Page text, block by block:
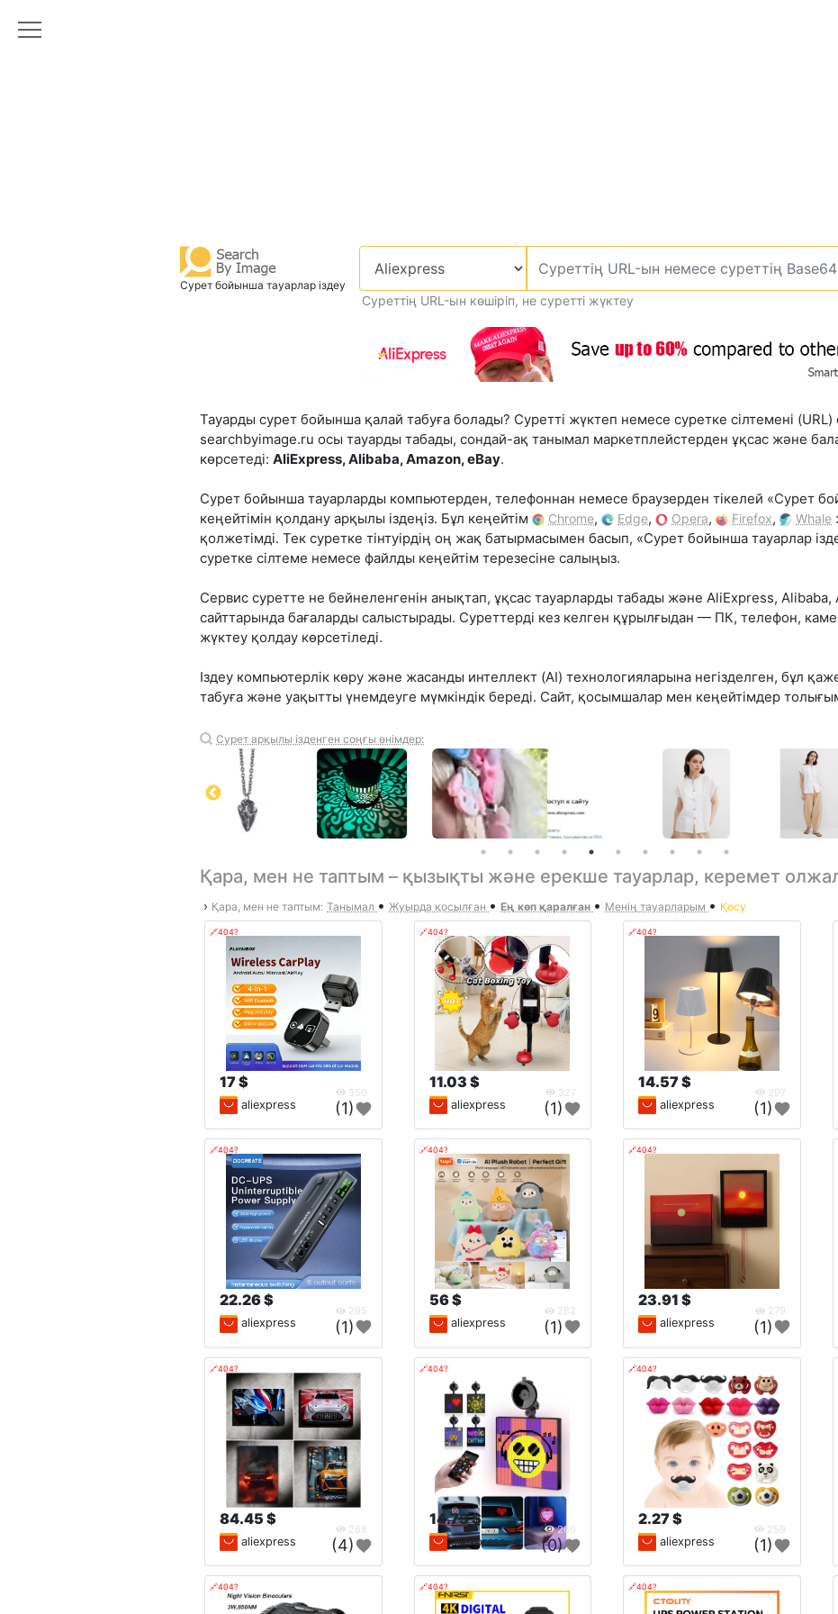
Сурет бойынша тауарлар іздеу
Суреттің URL-ын көшіріп, не суретті жүктеу
Тауарды сурет бойынша қалай табуға болады? Суретті жүктеп немесе суретке сілтемені (URL)
searchbyimage.ru осы тауарды табады, сондай-ақ танымал маркетплейстерден ұқсас және
көрсетеді: AliExpress, Alibaba, Amazon, eBay.
Сурет бойынша тауарларды компьютерден, телефоннан немесе браузерден тікелей «Сурет
кеңейтімін қолдану арқылы іздеңіз. Бұл кеңейтім
Chrome, Edge, Opera, Firefox, Whale
қолжетімді. Тек суретке тінтуірдің оң жақ батырмасымен басып, «Сурет бойынша тауарлар
суретке сілтеме немесе файлды кеңейтім терезесіне салыңыз.
Сервис суретте не бейнеленгенін анықтап, ұқсас тауарларды табады және AliExpress, Alibaba,
сайттарында бағаларды салыстырады. Суреттерді кез келген құрылғыдан — ПК, телефон,
жүктеу қолдау көрсетіледі.
Іздеу компьютерлік көру және жасанды интеллект (AI) технологияларына негізделген, бұл
табуға және уақытты үнемдеуге мүмкіндік береді. Сайт, қосымшалар мен кеңейтімдер
Сурет арқылы ізденген соңғы өнімдер:
Қара, мен не таптым – қызықты және ерекше тауарлар, керемет
› Қара, мен не таптым: Танымал • Жуырда қосылған • Ең көп қаралған • Менің тауарларым • Қосу
🔗404?
17 $
350
aliexpress (1)
🔗404?
11.03 $
327
aliexpress (1)
🔗404?
14.57 $
297
aliexpress (1)
🔗404?
22.26 $
295
aliexpress (1)
🔗404?
56 $
282
aliexpress (1)
🔗404?
23.91 $
279
aliexpress (1)
🔗404?
84.45 $
268
aliexpress (4)
🔗404?
14.73 $
260
aliexpress (0)
🔗404?
2.27 $
259
aliexpress (1)
🔗404? 🔗404? 🔗404?